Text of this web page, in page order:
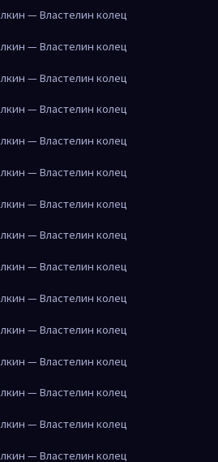
— Властелин колец
— Властелин колец
— Властелин колец
— Властелин колец
— Властелин колец
— Властелин колец
— Властелин колец
— Властелин колец
— Властелин колец
— Властелин колец
— Властелин колец
— Властелин колец
— Властелин колец
— Властелин колец
— Властелин колец